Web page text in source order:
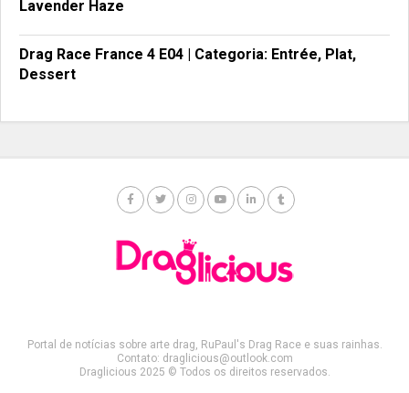
Lavender Haze
Drag Race France 4 E04 | Categoria: Entrée, Plat,
Dessert
Portal de notícias sobre arte drag, RuPaul's Drag Race e suas rainhas.
Contato: draglicious@outlook.com
Draglicious 2025 © Todos os direitos reservados.